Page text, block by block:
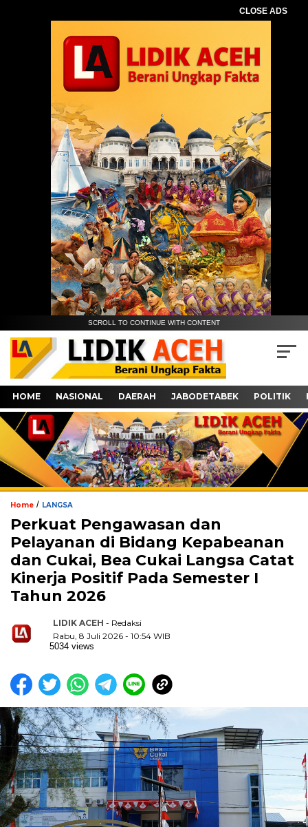
CLOSE ADS
SCROLL TO CONTINUE WITH CONTENT
HOME NASIONAL DAERAH JABODETABEK POLITIK
Home / LANGSA
Perkuat Pengawasan dan
Pelayanan di Bidang Kepabeanan
dan Cukai, Bea Cukai Langsa Catat
Kinerja Positif Pada Semester I
Tahun 2026
LIDIK ACEH - Redaksi
Rabu, 8 Juli 2026 - 10:54 WIB
5034 views